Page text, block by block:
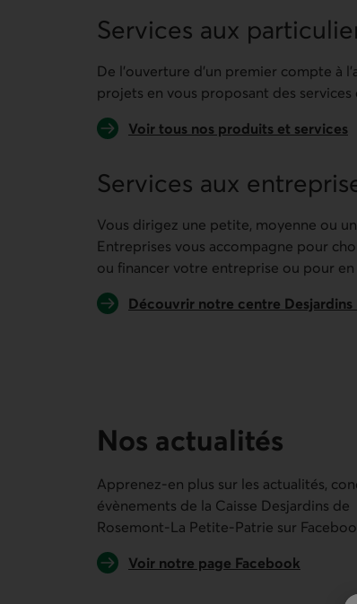
Services aux
De l’ouverture d’un premier compte à
projets en vous proposant des
Voir tous nos produits et services
Services aux
Vous dirigez une petite, moyenne ou
Entreprises vous accompagne pour
ou financer votre entreprise ou pour
Découvrir notre centre Desjardins
Nos actualités
Apprenez-en plus sur les actualités,
évènements de la Caisse Desjardins de
Rosemont-La Petite-Patrie sur
Voir notre page Facebook
Lien externe au site.